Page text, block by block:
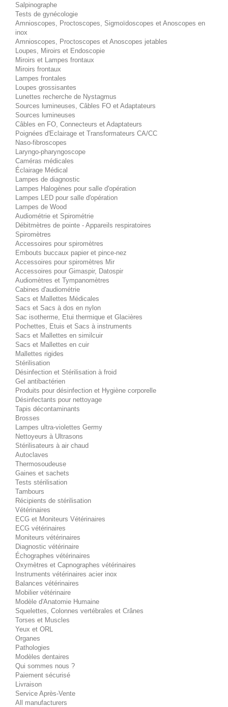
Salpinographe
Tests de gynécologie
Amnioscopes, Proctoscopes, Sigmoïdoscopes et Anoscopes en
inox
Amnioscopes, Proctoscopes et Anoscopes jetables
Loupes, Miroirs et Endoscopie
Miroirs et Lampes frontaux
Miroirs frontaux
Lampes frontales
Loupes grossisantes
Lunettes recherche de Nystagmus
Sources lumineuses, Câbles FO et Adaptateurs
Sources lumineuses
Câbles en FO, Connecteurs et Adaptateurs
Poignées d'Eclairage et Transformateurs CA/CC
Naso-fibroscopes
Laryngo-pharyngoscope
Caméras médicales
Éclairage Médical
Lampes de diagnostic
Lampes Halogènes pour salle d'opération
Lampes LED pour salle d'opération
Lampes de Wood
Audiométrie et Spirométrie
Débitmètres de pointe - Appareils respiratoires
Spiromètres
Accessoires pour spiromètres
Embouts buccaux papier et pince-nez
Accessoires pour spiromètres Mir
Accessoires pour Gimaspir, Datospir
Audiomètres et Tympanomètres
Cabines d'audiométrie
Sacs et Mallettes Médicales
Sacs et Sacs à dos en nylon
Sac isotherme, Etui thermique et Glacières
Pochettes, Etuis et Sacs à instruments
Sacs et Mallettes en similcuir
Sacs et Mallettes en cuir
Mallettes rigides
Stérilisation
Désinfection et Stérilisation à froid
Gel antibactérien
Produits pour désinfection et Hygiène corporelle
Désinfectants pour nettoyage
Tapis décontaminants
Brosses
Lampes ultra-violettes Germy
Nettoyeurs à Ultrasons
Stérilisateurs à air chaud
Autoclaves
Thermosoudeuse
Gaines et sachets
Tests stérilisation
Tambours
Récipients de stérilisation
Vétérinaires
ECG et Moniteurs Vétérinaires
ECG vétérinaires
Moniteurs vétérinaires
Diagnostic vétérinaire
Échographes vétérinaires
Oxymètres et Capnographes vétérinaires
Instruments vétérinaires acier inox
Balances vétérinaires
Mobilier vétérinaire
Modèle d'Anatomie Humaine
Squelettes, Colonnes vertébrales et Crânes
Torses et Muscles
Yeux et ORL
Organes
Pathologies
Modèles dentaires
Qui sommes nous ?
Paiement sécurisé
Livraison
Service Après-Vente
All manufacturers